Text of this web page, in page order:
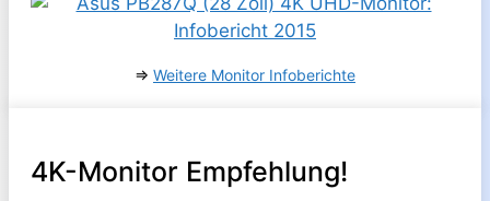
⇒ Weitere Monitor Infoberichte
4K-Monitor Empfehlung!